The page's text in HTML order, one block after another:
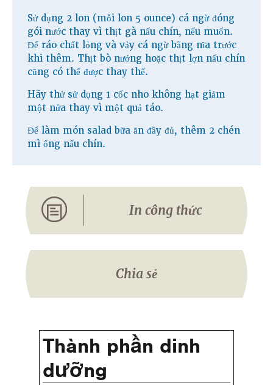
Sử dụng 2 lon (mỗi lon 5 ounce) cá ngừ đóng
gói nước thay vì thịt gà nấu chín, nếu muốn.
Để ráo chất lỏng và vảy cá ngừ bằng nĩa trước
khi thêm. Thịt bò nướng hoặc thịt lợn nấu chín
cũng có thể được thay thế.
Hãy thử sử dụng 1 cốc nho không hạt giảm
một nửa thay vì một quả táo.
Để làm món salad bữa ăn đầy đủ, thêm 2 chén
mì ống nấu chín.
In công thức
Chia sẻ
Thành phần dinh
dưỡng